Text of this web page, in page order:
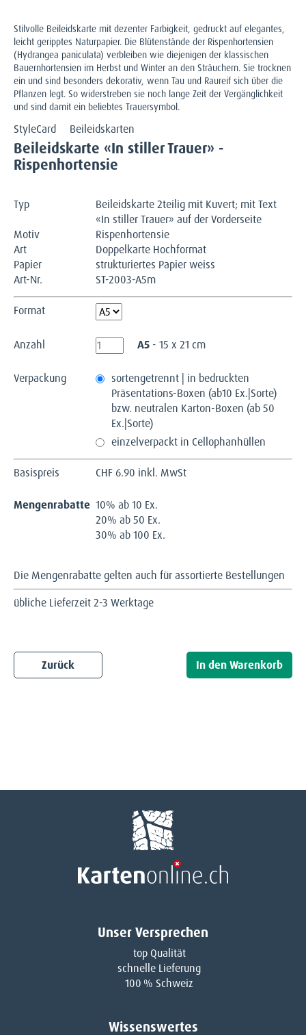
Stilvolle Beileidskarte mit dezenter Farbigkeit, gedruckt auf elegantes,
leicht geripptes Naturpapier. Die Blütenstände der Rispenhortensien
(Hydrangea paniculata) verbleiben wie diejenigen der klassischen
Bauernhortensien im Herbst und Winter an den Sträuchern. Sie trocknen
ein und sind besonders dekorativ, wenn Tau und Raureif sich über die
Pflanzen legt. So widerstreben sie noch lange Zeit der Vergänglichkeit
und sind damit ein beliebtes Trauersymbol.
StyleCard Beileidskarten
Beileidskarte «In stiller Trauer» -
Rispenhortensie
Typ
Beileidskarte 2teilig mit Kuvert; mit Text
«In stiller Trauer» auf der Vorderseite
Motiv
Rispenhortensie
Art
Doppelkarte Hochformat
Papier
strukturiertes Papier weiss
Art-Nr.
ST-2003-A5m
Format
Anzahl A5 - 15 x 21 cm
Verpackung
sortengetrennt | in bedruckten
Präsentations-Boxen (ab10 Ex.|Sorte)
bzw. neutralen Karton-Boxen (ab 50
Ex.|Sorte)
einzelverpackt in Cellophanhüllen
Basispreis CHF 6.90 inkl. MwSt
Mengenrabatte 10% ab 10 Ex.
20% ab 50 Ex.
30% ab 100 Ex.
Die Mengenrabatte gelten auch für assortierte Bestellungen
übliche Lieferzeit 2-3 Werktage
Zurück
Unser Versprechen
top Qualität
schnelle Lieferung
100 % Schweiz
Wissenswertes